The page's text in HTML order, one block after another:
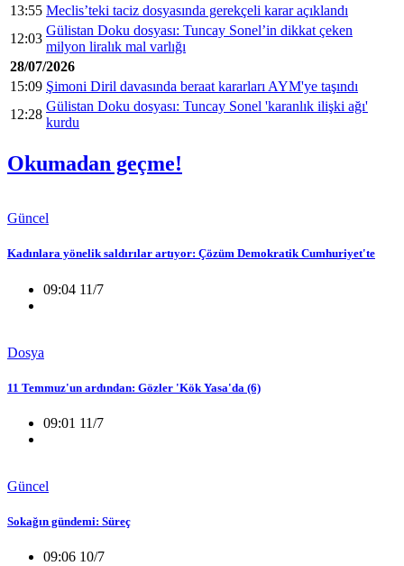
13:55 Meclis’teki taciz dosyasında gerekçeli karar açıklandı
12:03
Gülistan Doku dosyası: Tuncay Sonel’in dikkat çeken
milyon liralık mal varlığı
28/07/2026
15:09 Şimoni Diril davasında beraat kararları AYM'ye taşındı
12:28
Gülistan Doku dosyası: Tuncay Sonel 'karanlık ilişki ağı'
kurdu
Okumadan geçme!
Güncel
Kadınlara yönelik saldırılar artıyor: Çözüm Demokratik Cumhuriyet'te
09:04 11/7
Dosya
11 Temmuz'un ardından: Gözler 'Kök Yasa'da (6)
09:01 11/7
Güncel
Sokağın gündemi: Süreç
09:06 10/7